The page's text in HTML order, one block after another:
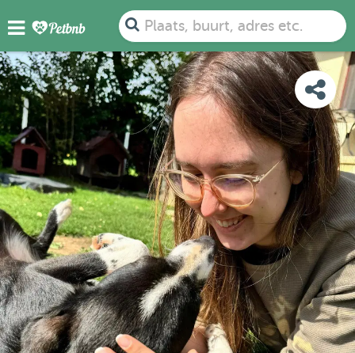
Plaats, buurt, adres etc.
FOTO'S BEOORDELINGEN KAART